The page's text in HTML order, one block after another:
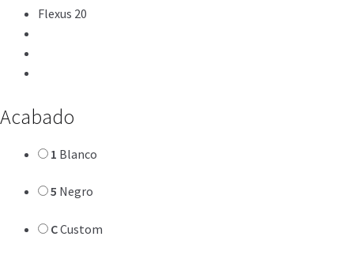
Flexus 20
Acabado
1 Blanco
5 Negro
CCustom